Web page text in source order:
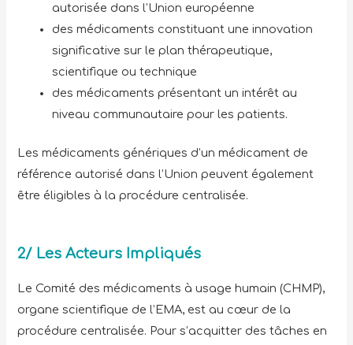
autorisée dans l’Union européenne
des médicaments constituant une innovation
significative sur le plan thérapeutique,
scientifique ou technique
des médicaments présentant un intérêt au
niveau communautaire pour les patients.
Les médicaments génériques d’un médicament de
référence autorisé dans l’Union peuvent également
être éligibles à la procédure centralisée.
2/ Les Acteurs Impliqués
Le Comité des médicaments à usage humain (CHMP),
organe scientifique de l’EMA, est au cœur de la
procédure centralisée. Pour s’acquitter des tâches en